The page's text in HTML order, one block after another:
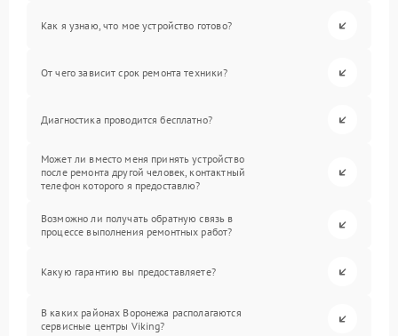
Как я узнаю, что мое устройство готово?
От чего зависит срок ремонта техники?
Диагностика проводится бесплатно?
Может ли вместо меня принять устройство
после ремонта другой человек, контактный
телефон которого я предоставлю?
Возможно ли получать обратную связь в
процессе выполнения ремонтных работ?
Какую гарантию вы предоставляете?
В каких районах Воронежа располагаются
сервисные центры Viking?